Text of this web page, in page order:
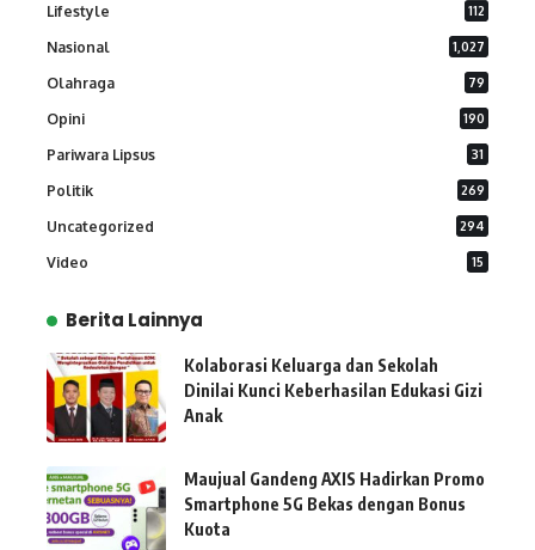
Lifestyle 112
Nasional 1,027
Olahraga 79
Opini 190
Pariwara Lipsus 31
Politik 269
Uncategorized 294
Video 15
Berita Lainnya
Kolaborasi Keluarga dan Sekolah
Dinilai Kunci Keberhasilan Edukasi Gizi
Anak
Maujual Gandeng AXIS Hadirkan Promo
Smartphone 5G Bekas dengan Bonus
Kuota